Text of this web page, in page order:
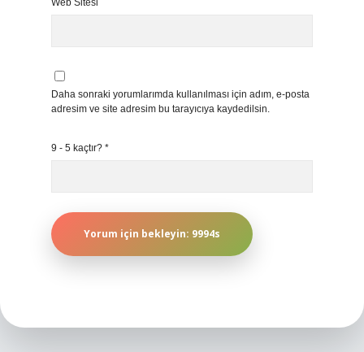
Web Sitesi
Daha sonraki yorumlarımda kullanılması için adım, e-posta
adresim ve site adresim bu tarayıcıya kaydedilsin.
9 - 5 kaçtır? *